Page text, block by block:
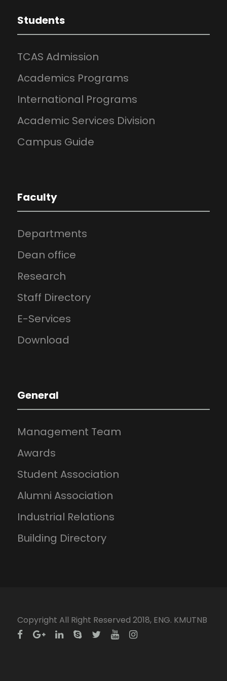
Students
TCAS Admission
Academics Programs
International Programs
Academic Services Division
Campus Guide
Faculty
Departments
Dean office
Research
Staff Directory
E-Services
Download
General
Management Team
Awards
Student Association
Alumni Association
Industrial Relations
Building Directory
Copyright All Right Reserved 2018, ENG. KMUTNB